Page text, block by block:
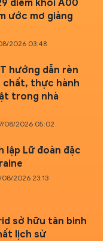
điểm khối A00
ước mơ giảng
2026 03:48
hướng dẫn rèn
chất, thực hành
trong nhà
08/2026 05:02
lập Lữ đoàn đặc
2026 23:13
sở hữu tân binh
lịch sử